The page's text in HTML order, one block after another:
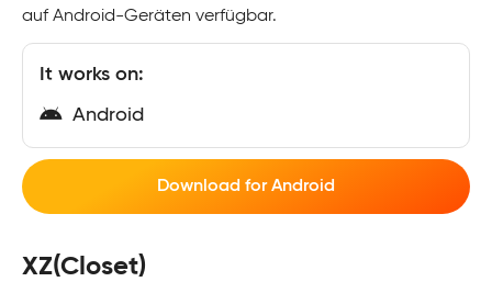
auf Android-Geräten verfügbar.
It works on:
Android
Download for Android
XZ(Closet)